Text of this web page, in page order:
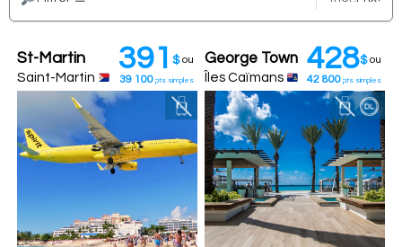
St-Martin
Saint-Martin
391 $ou
39 100pts simples
George Town
Îles Caïmans
428$ou
42 800pts simples